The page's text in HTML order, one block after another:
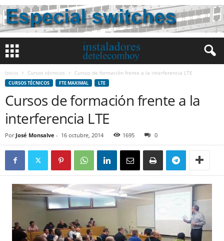
Inicio Cursos técnicos Cursos de formación frente a la interferencia LTE
CURSOS TÉCNICOS FTE MAXIMAL LTE
Cursos de formación frente a la
interferencia LTE
Por José Monsalve - 16 octubre, 2014 1695 0